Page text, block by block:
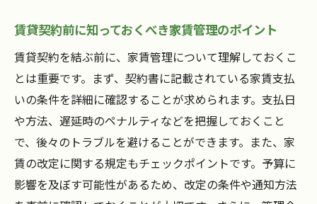
チ
住民に選ばれる家賃管理の条件
家賃管理が安心生活に寄与する理由
碧南市での安心生活を支える家賃管理の実
例
家賃管理で碧南市の魅力を最大限に活用
碧南市の魅力を引き出す家賃管理の秘訣
地域の魅力を活かした家賃管理の実践法
賃貸契約前に知っておくべき家賃管理のポイント
賃貸契約を結ぶ前に、家賃管理について理解しておくこ
とは重要です。まず、契約書に記載されている家賃支払
いの条件を詳細に確認することが求められます。支払日
や方法、遅延時のペナルティなどを把握しておくこと
で、後々のトラブルを避けることができます。また、家
賃の改定に関する規定もチェックポイントです。予算に
影響を及ぼす可能性があるため、改定の条件や通知方法